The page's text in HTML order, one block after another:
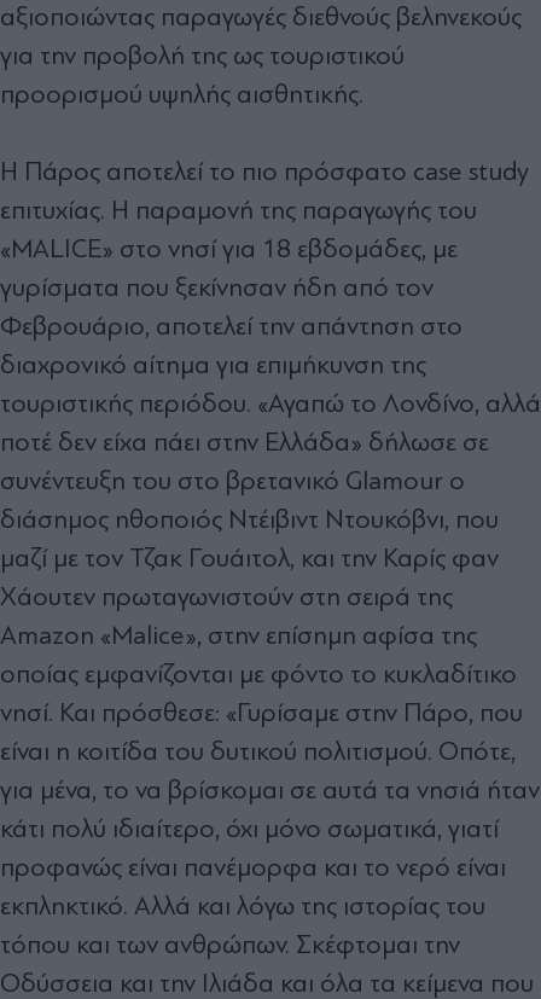
αξιοποιώντας παραγωγές διεθνούς βεληνεκούς
για την προβολή της ως τουριστικού
προορισμού υψηλής αισθητικής.
Η Πάρος αποτελεί το πιο πρόσφατο case study
επιτυχίας. Η παραμονή της παραγωγής του
«MALICE» στο νησί για 18 εβδομάδες, με
γυρίσματα που ξεκίνησαν ήδη από τον
Φεβρουάριο, αποτελεί την απάντηση στο
διαχρονικό αίτημα για επιμήκυνση της
τουριστικής περιόδου. «Αγαπώ το Λονδίνο, αλλά
ποτέ δεν είχα πάει στην Ελλάδα» δήλωσε σε
συνέντευξη του στο βρετανικό Glamour ο
διάσημος ηθοποιός Ντέιβιντ Ντουκόβνι, που
μαζί με τον Τζακ Γουάιτολ, και την Καρίς φαν
Χάουτεν πρωταγωνιστούν στη σειρά της
Amazon «Malice», στην επίσημη αφίσα της
οποίας εμφανίζονται με φόντο το κυκλαδίτικο
νησί. Και πρόσθεσε: «Γυρίσαμε στην Πάρο, που
είναι η κοιτίδα του δυτικού πολιτισμού. Οπότε,
για μένα, το να βρίσκομαι σε αυτά τα νησιά ήταν
κάτι πολύ ιδιαίτερο, όχι μόνο σωματικά, γιατί
προφανώς είναι πανέμορφα και το νερό είναι
εκπληκτικό. Αλλά και λόγω της ιστορίας του
τόπου και των ανθρώπων. Σκέφτομαι την
Οδύσσεια και την Ιλιάδα και όλα τα κείμενα που